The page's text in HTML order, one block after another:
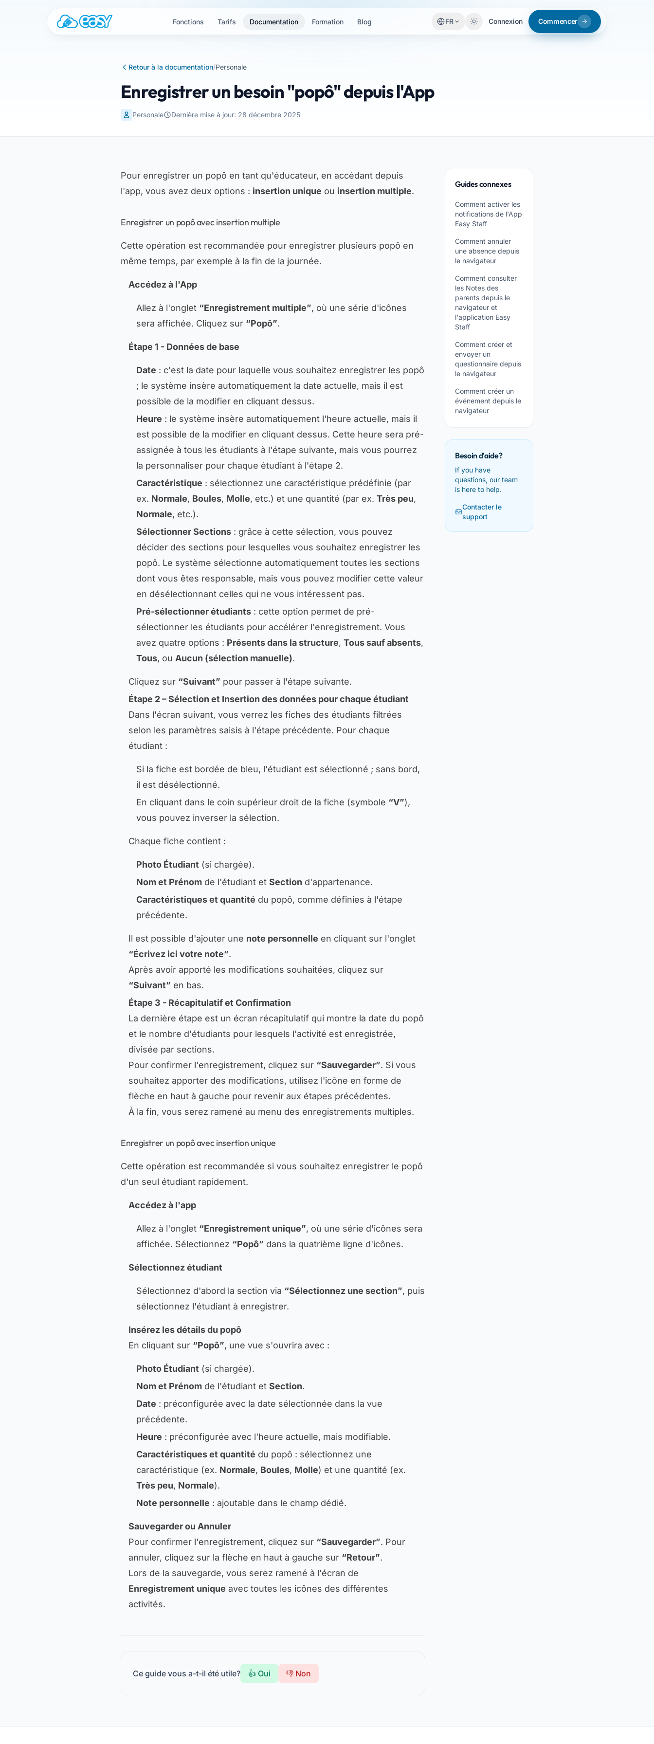
Fonctions Tarifs Documentation Formation Blog FR Connexion Commencer
Retour à la documentation/Personale
Enregistrer un besoin "popô" depuis l'App
Personale Dernière mise à jour: 28 décembre 2025
Pour enregistrer un popô en tant qu'éducateur, en accédant depuis
l'app, vous avez deux options : insertion unique ou insertion multiple.
Enregistrer un popô avec insertion multiple
Cette opération est recommandée pour enregistrer plusieurs popô en
même temps, par exemple à la fin de la journée.
Accédez à l'App
Allez à l'onglet “Enregistrement multiple”, où une série d'icônes
sera affichée. Cliquez sur “Popô”.
Étape 1 - Données de base
Date : c'est la date pour laquelle vous souhaitez enregistrer les popô
; le système insère automatiquement la date actuelle, mais il est
possible de la modifier en cliquant dessus.
Heure : le système insère automatiquement l'heure actuelle, mais il
est possible de la modifier en cliquant dessus. Cette heure sera pré-
assignée à tous les étudiants à l'étape suivante, mais vous pourrez
la personnaliser pour chaque étudiant à l'étape 2.
Caractéristique : sélectionnez une caractéristique prédéfinie (par
ex. Normale, Boules, Molle, etc.) et une quantité (par ex. Très peu,
Normale, etc.).
Sélectionner Sections : grâce à cette sélection, vous pouvez
décider des sections pour lesquelles vous souhaitez enregistrer les
popô. Le système sélectionne automatiquement toutes les sections
dont vous êtes responsable, mais vous pouvez modifier cette valeur
en désélectionnant celles qui ne vous intéressent pas.
Pré-sélectionner étudiants : cette option permet de pré-
sélectionner les étudiants pour accélérer l'enregistrement. Vous
avez quatre options : Présents dans la structure, Tous sauf absents,
Tous, ou Aucun (sélection manuelle).
Cliquez sur “Suivant” pour passer à l'étape suivante.
Étape 2 – Sélection et Insertion des données pour chaque étudiant
Dans l'écran suivant, vous verrez les fiches des étudiants filtrées
selon les paramètres saisis à l'étape précédente. Pour chaque
étudiant :
Si la fiche est bordée de bleu, l'étudiant est sélectionné ; sans bord,
il est désélectionné.
En cliquant dans le coin supérieur droit de la fiche (symbole “V”),
vous pouvez inverser la sélection.
Chaque fiche contient :
Photo Étudiant (si chargée).
Nom et Prénom de l'étudiant et Section d'appartenance.
Caractéristiques et quantité du popô, comme définies à l'étape
précédente.
Il est possible d'ajouter une note personnelle en cliquant sur l'onglet
“Écrivez ici votre note”.
Après avoir apporté les modifications souhaitées, cliquez sur
“Suivant” en bas.
Étape 3 - Récapitulatif et Confirmation
La dernière étape est un écran récapitulatif qui montre la date du popô
et le nombre d'étudiants pour lesquels l'activité est enregistrée,
divisée par sections.
Pour confirmer l'enregistrement, cliquez sur “Sauvegarder”. Si vous
souhaitez apporter des modifications, utilisez l'icône en forme de
flèche en haut à gauche pour revenir aux étapes précédentes.
À la fin, vous serez ramené au menu des enregistrements multiples.
Enregistrer un popô avec insertion unique
Cette opération est recommandée si vous souhaitez enregistrer le popô
d'un seul étudiant rapidement.
Accédez à l'app
Allez à l'onglet “Enregistrement unique”, où une série d'icônes sera
affichée. Sélectionnez “Popô” dans la quatrième ligne d'icônes.
Sélectionnez étudiant
Sélectionnez d'abord la section via “Sélectionnez une section”, puis
sélectionnez l'étudiant à enregistrer.
Insérez les détails du popô
En cliquant sur “Popô”, une vue s'ouvrira avec :
Photo Étudiant (si chargée).
Nom et Prénom de l'étudiant et Section.
Date : préconfigurée avec la date sélectionnée dans la vue
précédente.
Heure : préconfigurée avec l'heure actuelle, mais modifiable.
Caractéristiques et quantité du popô : sélectionnez une
caractéristique (ex. Normale, Boules, Molle) et une quantité (ex.
Très peu, Normale).
Note personnelle : ajoutable dans le champ dédié.
Sauvegarder ou Annuler
Pour confirmer l'enregistrement, cliquez sur “Sauvegarder”. Pour
annuler, cliquez sur la flèche en haut à gauche sur “Retour”.
Lors de la sauvegarde, vous serez ramené à l'écran de
Enregistrement unique avec toutes les icônes des différentes
activités.
Ce guide vous a-t-il été utile? 👍 Oui 👎 Non
Guides connexes
Comment activer les
notifications de l'App
Easy Staff
Comment annuler
une absence depuis
le navigateur
Comment consulter
les Notes des
parents depuis le
navigateur et
l'application Easy
Staff
Comment créer et
envoyer un
questionnaire depuis
le navigateur
Comment créer un
événement depuis le
navigateur
Besoin d'aide?
If you have
questions, our team
is here to help.
Contacter le
support